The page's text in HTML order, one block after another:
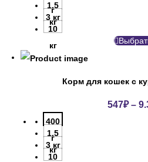
г
1.5
кг
3 кг
10
кг
Корм для кошек с
547₽–
400
г
1.5
кг
3 кг
10